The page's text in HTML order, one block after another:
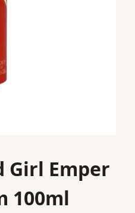
Girl Emper
100ml